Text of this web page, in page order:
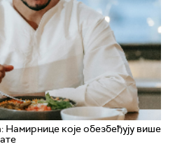
Намирнице које обезбеђују више